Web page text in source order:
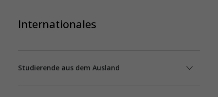
Internationales
Studierende aus dem Ausland